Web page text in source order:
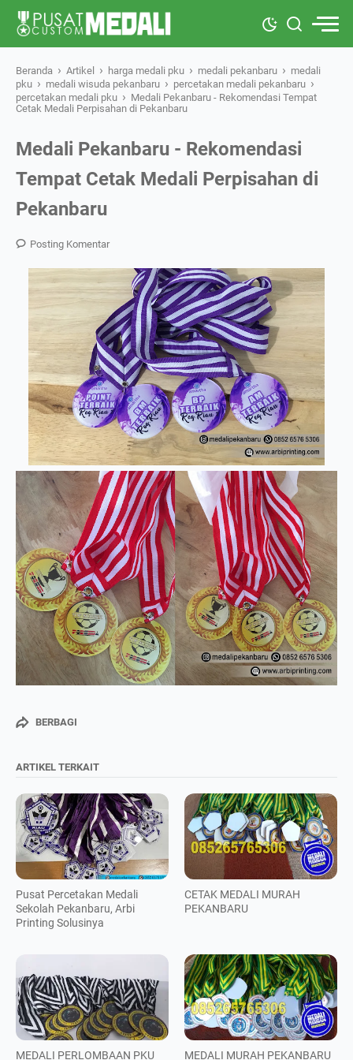
Beranda › Artikel › harga medali pku › medali pekanbaru › medali
pku › medali wisuda pekanbaru › percetakan medali pekanbaru ›
percetakan medali pku › Medali Pekanbaru - Rekomendasi Tempat
Cetak Medali Perpisahan di Pekanbaru
Medali Pekanbaru - Rekomendasi
Tempat Cetak Medali Perpisahan di
Pekanbaru
Posting Komentar
BERBAGI
ARTIKEL TERKAIT
Pusat Percetakan Medali
Sekolah Pekanbaru, Arbi
Printing Solusinya
CETAK MEDALI MURAH
PEKANBARU
MEDALI PERLOMBAAN PKU MEDALI MURAH PEKANBARU